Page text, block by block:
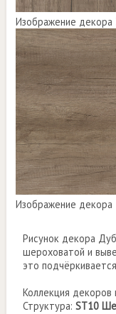
Изображение
Изображение
Рисунок декора
шероховатой и
это
Коллекция декоров
Структура:ST10